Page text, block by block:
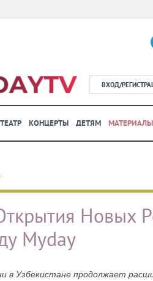
ВХОД/
ТЕАТР КОНЦЕРТЫ ДЕТЯМ МАТЕРИАЛЫ
Новых
Myday
в Узбекистане продолжает